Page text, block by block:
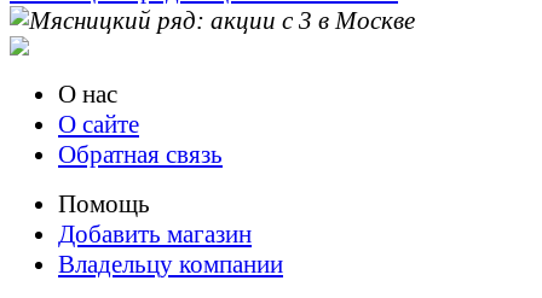
О нас
О сайте
Обратная связь
Помощь
Добавить магазин
Владельцу компании